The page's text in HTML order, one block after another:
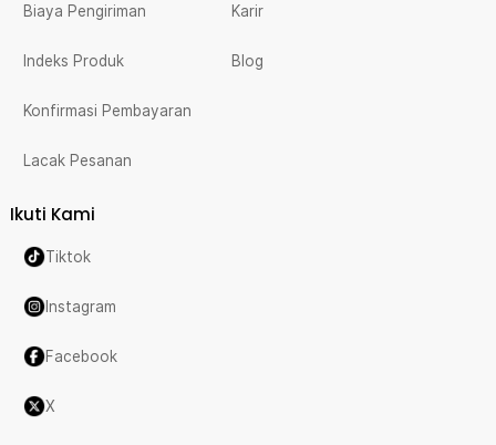
Biaya Pengiriman
Indeks Produk
Konfirmasi Pembayaran
Lacak Pesanan
Karir
Blog
Ikuti Kami
Tiktok
Instagram
Facebook
X